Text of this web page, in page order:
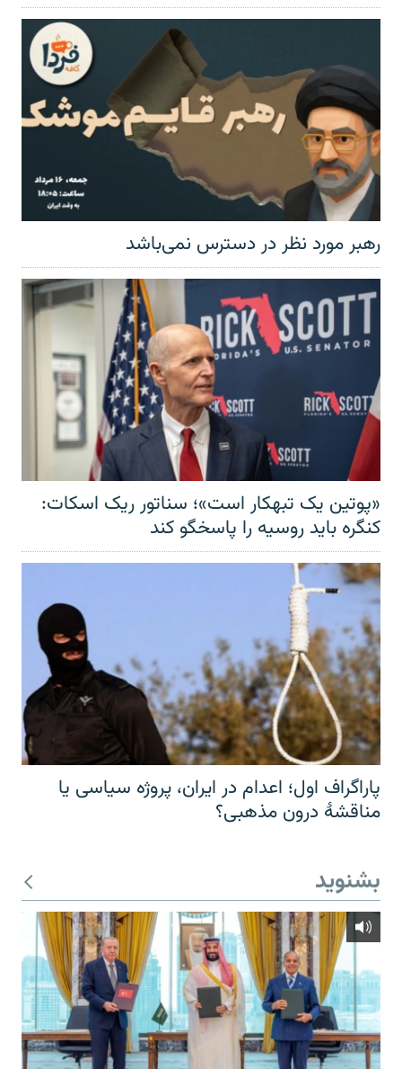
رهبر مورد نظر در دسترس نمی‌باشد
«پوتین یک تبهکار است»؛ سناتور ریک اسکات:
کنگره باید روسیه را پاسخگو کند
پاراگراف اول؛ اعدام در ایران، پروژه سیاسی یا
مناقشهٔ درون مذهبی؟
بشنوید